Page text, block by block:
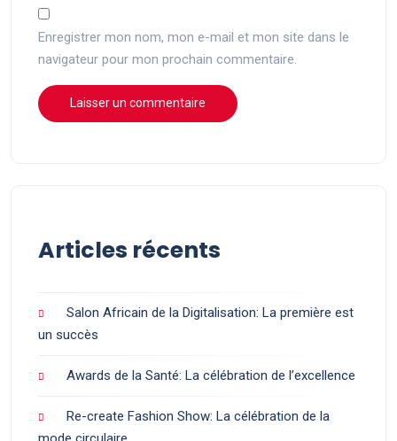
Enregistrer mon nom, mon e-mail et mon site dans le
navigateur pour mon prochain commentaire.
Articles récents
Salon Africain de la Digitalisation: La première est
un succès
Awards de la Santé: La célébration de l’excellence
Re-create Fashion Show: La célébration de la